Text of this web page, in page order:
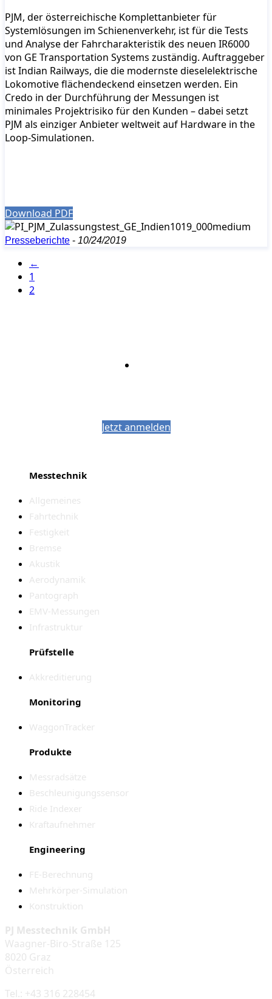
PJM, der österreichische Komplettanbieter für
Systemlösungen im Schienenverkehr, ist für die Tests
und Analyse der Fahrcharakteristik des neuen IR6000
von GE Transportation Systems zuständig. Auftraggeber
ist Indian Railways, die die modernste dieselelektrische
Lokomotive flächendeckend einsetzen werden. Ein
Credo in der Durchführung der Messungen ist
minimales Projektrisiko für den Kunden – dabei setzt
PJM als einziger Anbieter weltweit auf Hardware in the
Loop-Simulationen.
Download PDF
Presseberichte - 10/24/2019
←
1
2
Jetzt anmelden
Messtechnik
Allgemeines
Fahrtechnik
Festigkeit
Bremse
Akustik
Aerodynamik
Pantograph
EMV-Messungen
Infrastruktur
Prüfstelle
Akkreditierung
Monitoring
WaggonTracker
Produkte
Messradsätze
Beschleunigungssensor
Ride Indexer
Kraftaufnehmer
Engineering
FE-Berechnung
Mehrkörper-Simulation
Konstruktion
PJ Messtechnik GmbH
Waagner-Biro-Straße 125
8020 Graz
Österreich
Tel.: +43 316 228454